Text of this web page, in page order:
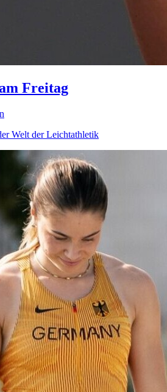
Freitag
Welt der Leichtathletik